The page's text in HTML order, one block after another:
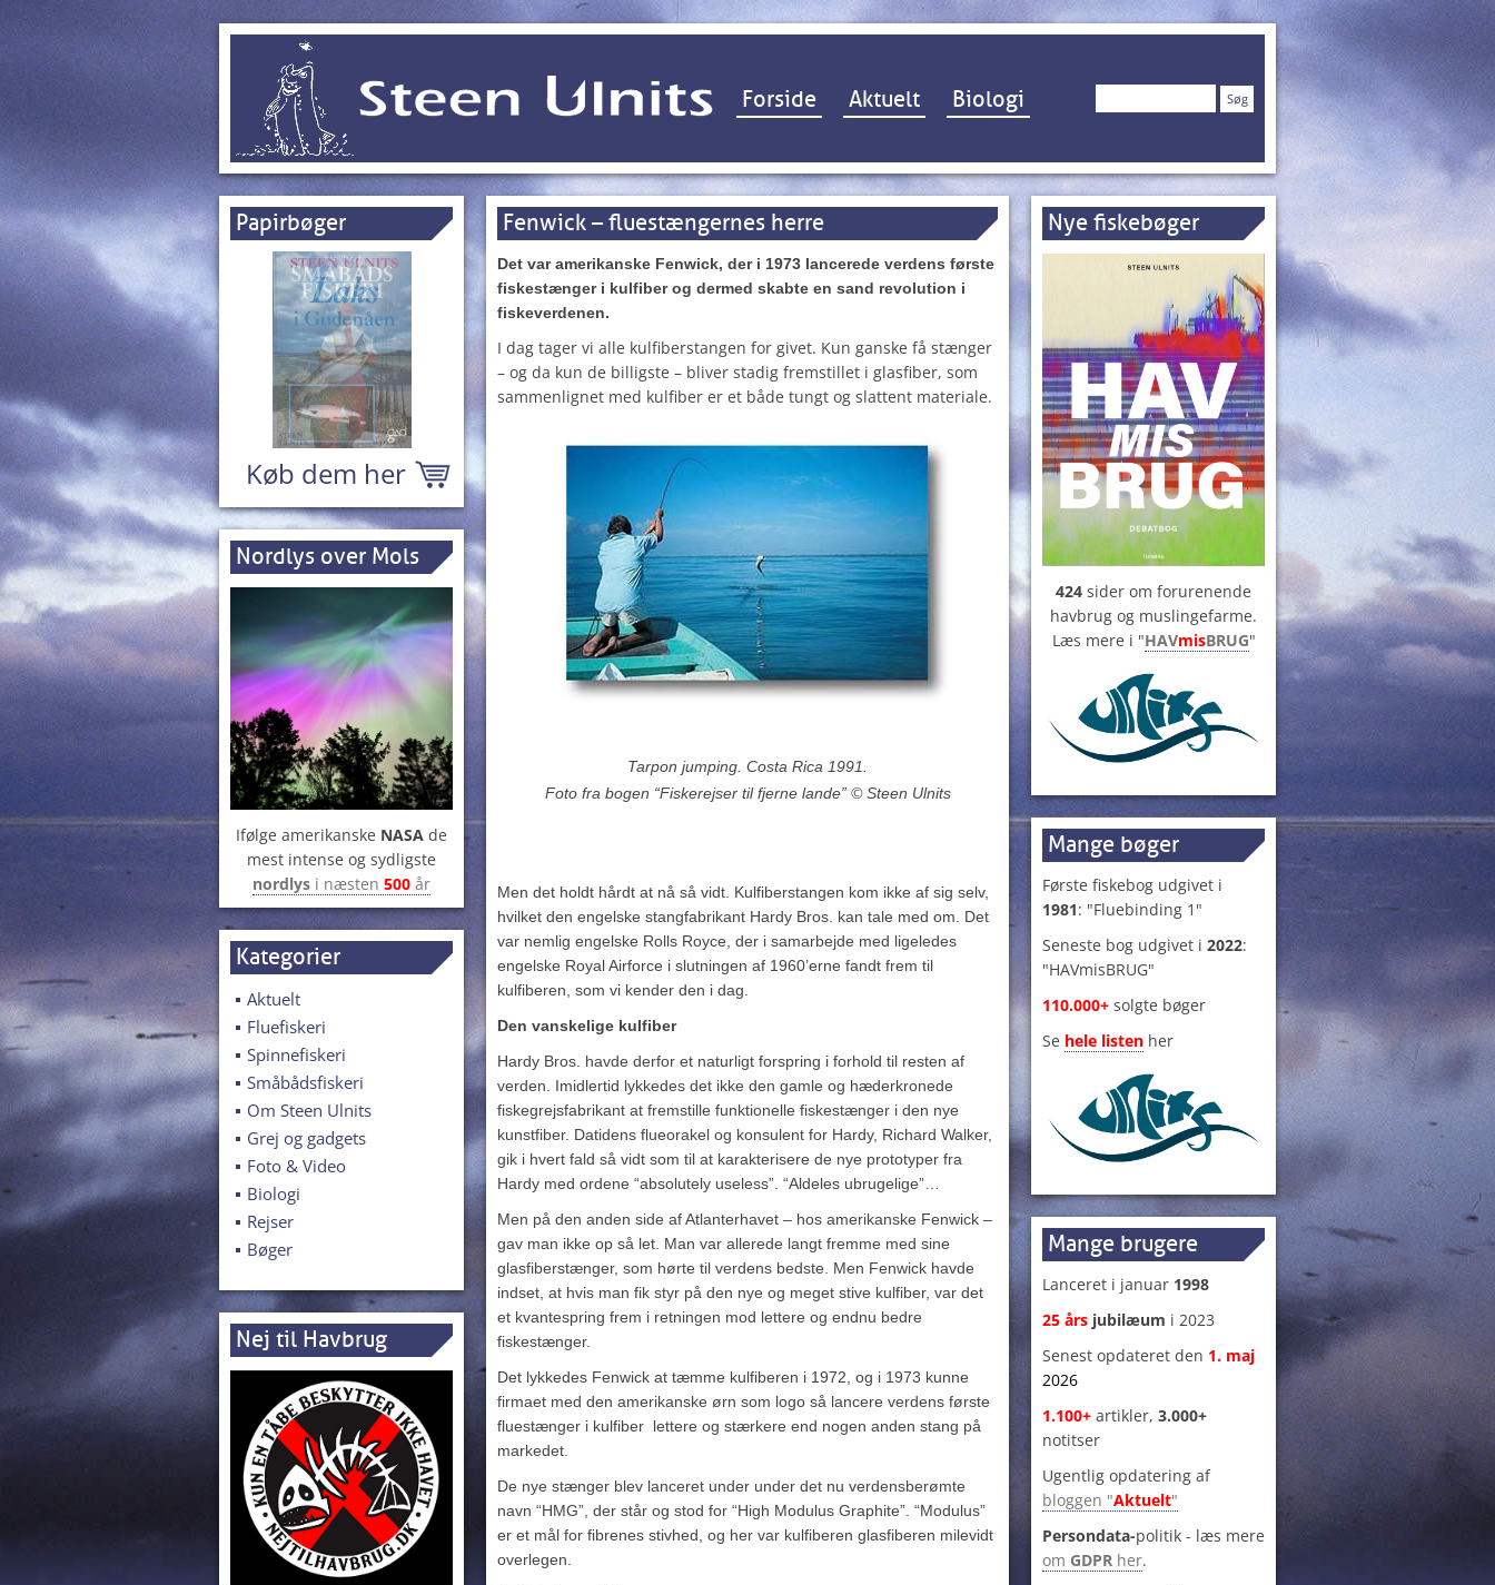
Hop til indhold
Forside Aktuelt Biologi Søg
Papirbøger
Køb dem her
Nordlys over Mols
Ifølge amerikanske NASA de
mest intense og sydligste
nordlys i næsten 500 år
Kategorier
Aktuelt
Fluefiskeri
Spinnefiskeri
Småbådsfiskeri
Om Steen Ulnits
Grej og gadgets
Foto & Video
Biologi
Rejser
Bøger
Nej til Havbrug
Fenwick – fluestængernes herre
Det var amerikanske Fenwick, der i 1973 lancerede verdens første
fiskestænger i kulfiber og dermed skabte en sand revolution i
fiskeverdenen.
I dag tager vi alle kulfiberstangen for givet. Kun ganske få stænger
– og da kun de billigste – bliver stadig fremstillet i glasfiber, som
sammenlignet med kulfiber er et både tungt og slattent materiale.
Tarpon jumping. Costa Rica 1991.
Foto fra bogen “Fiskerejser til fjerne lande” © Steen Ulnits
Men det holdt hårdt at nå så vidt. Kulfiberstangen kom ikke af sig selv,
hvilket den engelske stangfabrikant Hardy Bros. kan tale med om. Det
var nemlig engelske Rolls Royce, der i samarbejde med ligeledes
engelske Royal Airforce i slutningen af 1960’erne fandt frem til
kulfiberen, som vi kender den i dag.
Den vanskelige kulfiber
Hardy Bros. havde derfor et naturligt forspring i forhold til resten af
verden. Imidlertid lykkedes det ikke den gamle og hæderkronede
fiskegrejsfabrikant at fremstille funktionelle fiskestænger i den nye
kunstfiber. Datidens flueorakel og konsulent for Hardy, Richard Walker,
gik i hvert fald så vidt som til at karakterisere de nye prototyper fra
Hardy med ordene “absolutely useless”. “Aldeles ubrugelige”…
Men på den anden side af Atlanterhavet – hos amerikanske Fenwick –
gav man ikke op så let. Man var allerede langt fremme med sine
glasfiberstænger, som hørte til verdens bedste. Men Fenwick havde
indset, at hvis man fik styr på den nye og meget stive kulfiber, var det
et kvantespring frem i retningen mod lettere og endnu bedre
fiskestænger.
Det lykkedes Fenwick at tæmme kulfiberen i 1972, og i 1973 kunne
firmaet med den amerikanske ørn som logo så lancere verdens første
fluestænger i kulfiber ­ lettere og stærkere end nogen anden stang på
markedet.
De nye stænger blev lanceret under under det nu verdensberømte
navn “HMG”, der står og stod for “High Modulus Graphite”. “Modulus”
er et mål for fibrenes stivhed, og her var kulfiberen glasfiberen milevidt
overlegen.
Nye fiskebøger
424 sider om forurenende
havbrug og muslingefarme.
Læs mere i "HAVmisBRUG"
Mange bøger
Første fiskebog udgivet i
1981: "Fluebinding 1"
Seneste bog udgivet i 2022:
"HAVmisBRUG"
110.000+ solgte bøger
Se hele listen her
Mange brugere
Lanceret i januar 1998
25 års jubilæum i 2023
Senest opdateret den 1. maj
2026
1.100+ artikler, 3.000+
notitser
Ugentlig opdatering af
bloggen "Aktuelt"
Persondata-politik - læs mere
om GDPR her.